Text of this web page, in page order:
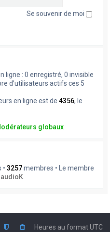
Se souvenir de moi
ligne : 0 enregistré, 0 invisible
d’utilisateurs actifs ces 5
en ligne est de 4356, le
globaux
• 3257membres • Le membre
Heures au formatUTC